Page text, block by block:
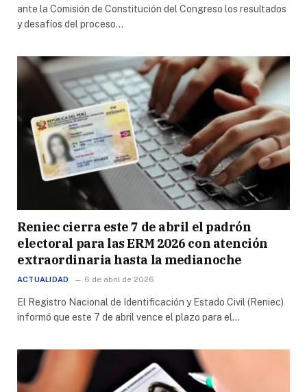
ante la Comisión de Constitución del Congreso los resultados
y desafíos del proceso…
Reniec cierra este 7 de abril el padrón
electoral para las ERM 2026 con atención
extraordinaria hasta la medianoche
ACTUALIDAD 6 de abril de 2026
El Registro Nacional de Identificación y Estado Civil (Reniec)
informó que este 7 de abril vence el plazo para el…